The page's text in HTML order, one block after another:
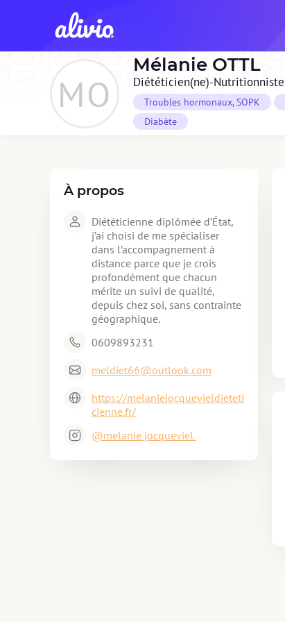
MO
Mélanie OTTL
Diététicien(ne)-Nutritionniste
Troubles hormonaux, SOPK
Diabète
À propos
Diététicienne diplômée d’État,
j’ai choisi de me spécialiser
dans l’accompagnement à
distance parce que je crois
profondément que chacun
mérite un suivi de qualité,
depuis chez soi, sans contrainte
0609893231
meldiet66@outlook.com
https://melaniejocquevieldieteti
cienne.fr/
@melanie jocqueviel